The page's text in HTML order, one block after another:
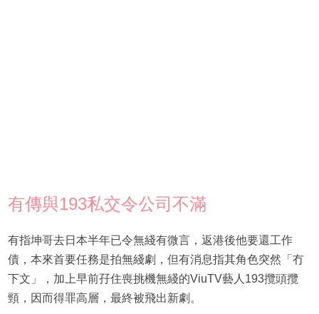
有傳與193私交令公司不滿
有指坤哥去日本半年已令無綫有微言，返港後他要還工作
債，本來首要任務是拍無綫劇，但有消息指其角色突然「冇
下文」，加上早前孖住喪挑機無綫的ViuTV藝人193攬頭攬
頸，因而得罪高層，最終被飛出新劇。